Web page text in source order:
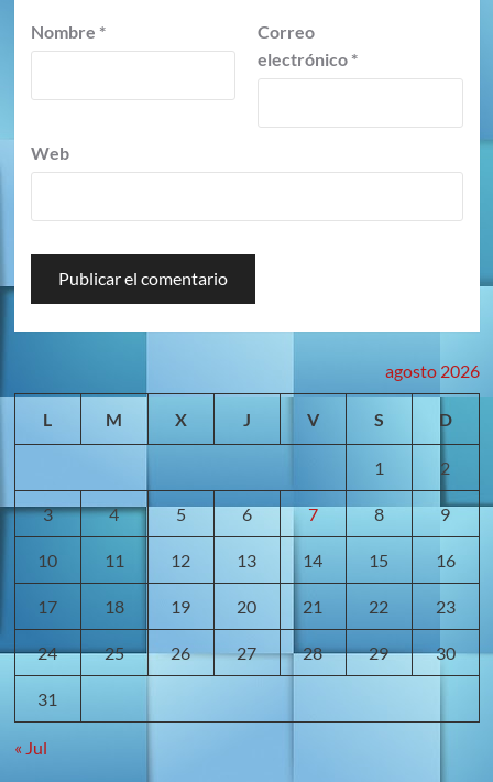
Nombre *
Correo
electrónico *
Web
agosto 2026
L M X J V S D
1 2
3 4 5 6 7 8 9
10 11 12 13 14 15 16
17 18 19 20 21 22 23
24 25 26 27 28 29 30
31
« Jul